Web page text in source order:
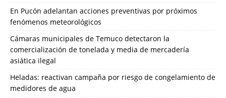
En Pucón adelantan acciones preventivas por próximos
fenómenos meteorológicos
Cámaras municipales de Temuco detectaron la
comercialización de tonelada y media de mercadería
asiática ilegal
Heladas: reactivan campaña por riesgo de congelamiento de
medidores de agua